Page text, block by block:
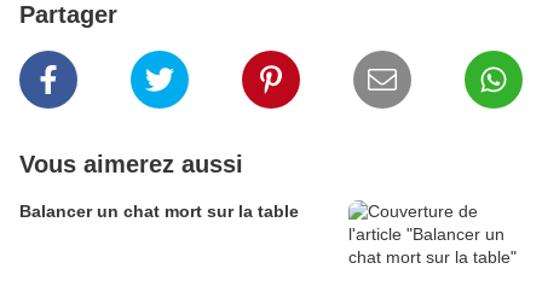
Partager
Vous aimerez aussi
Balancer un chat mort sur la table